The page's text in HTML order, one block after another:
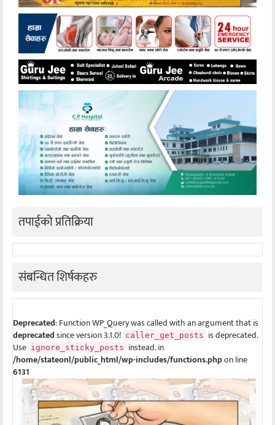
तपाईको प्रतिक्रिया
संबन्धित शिर्षकहरु
Deprecated: Function WP_Query was called with an argument that is
deprecatedsince version 3.1.0! caller_get_posts is deprecated.
Use ignore_sticky_posts instead. in
/home/stateonl/public_html/wp-includes/functions.phpon line
6131